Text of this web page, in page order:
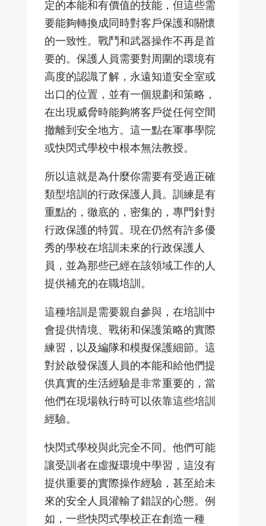
定的本能和有價值的技能，但這些需
要能夠轉換成同時對客戶保護和關懷
的一致性。戰鬥和武器操作不再是首
要的。保護人員需要對周圍的環境有
高度的認識了解，永遠知道安全室或
出口的位置，並有一個規劃和策略，
在出現威脅時能夠將客戶從任何空間
撤離到安全地方。這一點在軍事學院
或快閃式學校中根本無法教授。
所以這就是為什麼你需要有受過正確
類型培訓的行政保護人員。訓練是有
重點的，徹底的，密集的，專門針對
行政保護的特質。現在仍然有許多優
秀的學校在培訓未來的行政保護人
員，並為那些已經在該領域工作的人
提供補充的在職培訓。
這種培訓是需要親自參與，在培訓中
會提供情境、戰術和保護策略的實際
練習，以及編隊和模擬保護細節。這
對於啟發保護人員的本能和給他們提
供真實的生活經驗是非常重要的，當
他們在現場執行時可以依靠這些培訓
經驗。
快閃式學校與此完全不同。他們可能
讓受訓者在虛擬環境中學習，這沒有
提供重要的實際操作經驗，甚至給未
來的安全人員灌輸了錯誤的心態。例
如，一些快閃式學校正在創造一種